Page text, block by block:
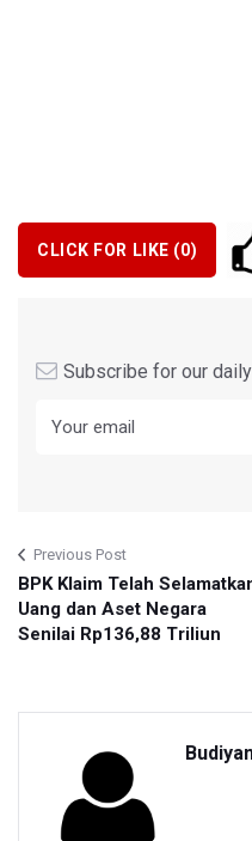
CLICK FOR LIKE (0)
Subscribe for our
Previous Post
BPK Klaim Telah
Uang dan Aset Negara
Senilai Rp136,88 Triliun